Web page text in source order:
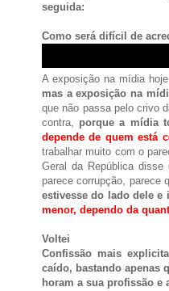
seguida:
Como será difícil de
A exposição na mídia
mas a exposição na
que não passa pelo crivo
contra, porque a mídia
depende de quem está
trabalhar muito com o
Geral da República
parece corrupção,
estivesse do lado dele e
menor, dependo da
Voltei
Confissão mais
caído, bastando apenas
horam a sua profissão e